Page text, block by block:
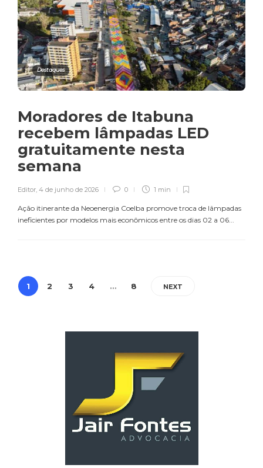
Destaques
Moradores de Itabuna
recebem lâmpadas LED
gratuitamente nesta
semana
Editor, 4 de junho de 2026 0 1 min
Ação itinerante da Neoenergia Coelba promove troca de lâmpadas
ineficientes por modelos mais econômicos entre os dias 02 a 06...
1 2 3 4 … 8 NEXT